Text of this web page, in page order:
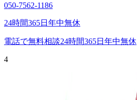
050-7562-1186
24時間365日年中無休
電話で無料相談24時間365日年中無休
4